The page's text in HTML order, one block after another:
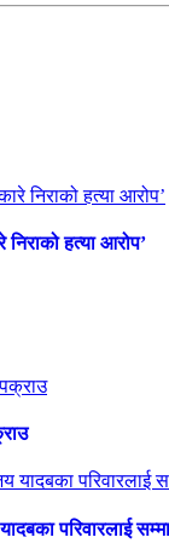
हत्या आरोप’
परिवारलाई